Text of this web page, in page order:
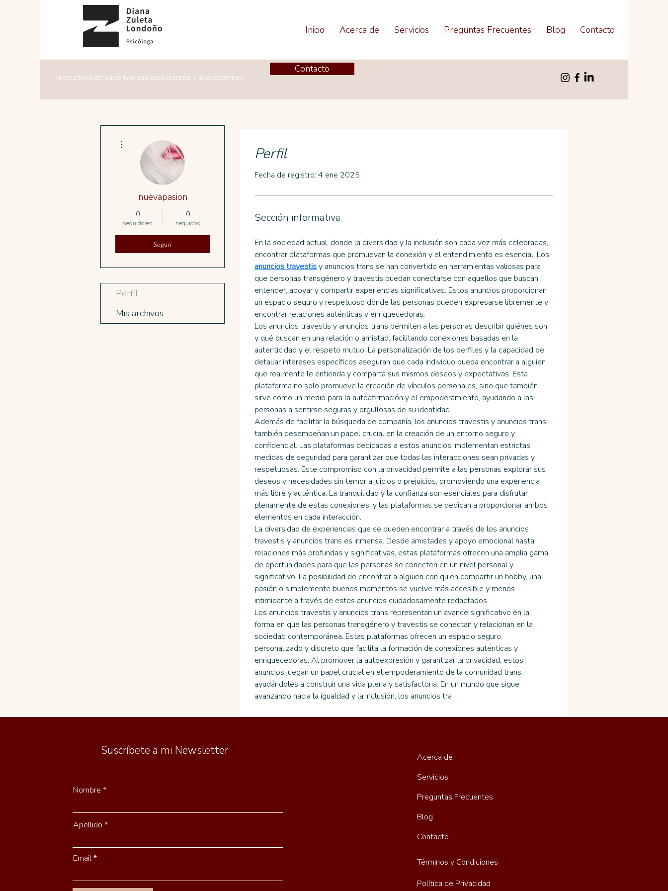
Inicio Acerca de Servicios Preguntas Frecuentes Blog Contacto
Instructora de superiviencia para padres y adolescentes
Contacto
Perfil
Fecha de registro: 4 ene 2025
Sección informativa
En la sociedad actual, donde la diversidad y la inclusión son cada vez más celebradas,
encontrar plataformas que promuevan la conexión y el entendimiento es esencial. Los
anuncios travestis y anuncios trans se han convertido en herramientas valiosas para
que personas transgénero y travestis puedan conectarse con aquellos que buscan
entender, apoyar y compartir experiencias significativas. Estos anuncios proporcionan
un espacio seguro y respetuoso donde las personas pueden expresarse libremente y
encontrar relaciones auténticas y enriquecedoras.
Los anuncios travestis y anuncios trans permiten a las personas describir quiénes son
y qué buscan en una relación o amistad, facilitando conexiones basadas en la
autenticidad y el respeto mutuo. La personalización de los perfiles y la capacidad de
detallar intereses específicos aseguran que cada individuo pueda encontrar a alguien
que realmente le entienda y comparta sus mismos deseos y expectativas. Esta
plataforma no solo promueve la creación de vínculos personales, sino que también
sirve como un medio para la autoafirmación y el empoderamiento, ayudando a las
personas a sentirse seguras y orgullosas de su identidad.
Además de facilitar la búsqueda de compañía, los anuncios travestis y anuncios trans
también desempeñan un papel crucial en la creación de un entorno seguro y
confidencial. Las plataformas dedicadas a estos anuncios implementan estrictas
medidas de seguridad para garantizar que todas las interacciones sean privadas y
respetuosas. Este compromiso con la privacidad permite a las personas explorar sus
deseos y necesidades sin temor a juicios o prejuicios, promoviendo una experiencia
más libre y auténtica. La tranquilidad y la confianza son esenciales para disfrutar
plenamente de estas conexiones, y las plataformas se dedican a proporcionar ambos
elementos en cada interacción.
La diversidad de experiencias que se pueden encontrar a través de los anuncios
travestis y anuncios trans es inmensa. Desde amistades y apoyo emocional hasta
relaciones más profundas y significativas, estas plataformas ofrecen una amplia gama
de oportunidades para que las personas se conecten en un nivel personal y
significativo. La posibilidad de encontrar a alguien con quien compartir un hobby, una
pasión o simplemente buenos momentos se vuelve más accesible y menos
intimidante a través de estos anuncios cuidadosamente redactados.
Los anuncios travestis y anuncios trans representan un avance significativo en la
forma en que las personas transgénero y travestis se conectan y relacionan en la
sociedad contemporánea. Estas plataformas ofrecen un espacio seguro,
personalizado y discreto que facilita la formación de conexiones auténticas y
enriquecedoras. Al promover la autoexpresión y garantizar la privacidad, estos
anuncios juegan un papel crucial en el empoderamiento de la comunidad trans,
ayudándoles a construir una vida plena y satisfactoria. En un mundo que sigue
avanzando hacia la igualdad y la inclusión, los anuncios tra
nuevapasion
0
seguidores
0
seguidos
Seguir
Perfil
Mis archivos
Suscríbete a mi Newsletter
Nombre
Apellido
Email
Acerca de
Servicios
Preguntas Frecuentes
Blog
Contacto
Términos y Condiciones
Política de Privacidad